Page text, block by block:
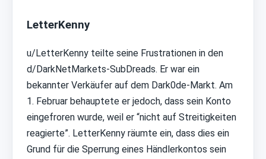
LetterKenny
u/LetterKenny teilte seine Frustrationen in den
d/DarkNetMarkets-SubDreads. Er war ein
bekannter Verkäufer auf dem Dark0de-Markt. Am
1. Februar behauptete er jedoch, dass sein Konto
eingefroren wurde, weil er “nicht auf Streitigkeiten
reagierte”. LetterKenny räumte ein, dass dies ein
Grund für die Sperrung eines Händlerkontos sein